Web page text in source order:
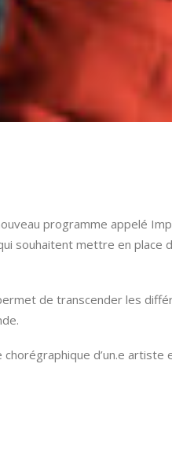
programme appelé
souhaitent mettre en place
de transcender les
d’un.e artiste